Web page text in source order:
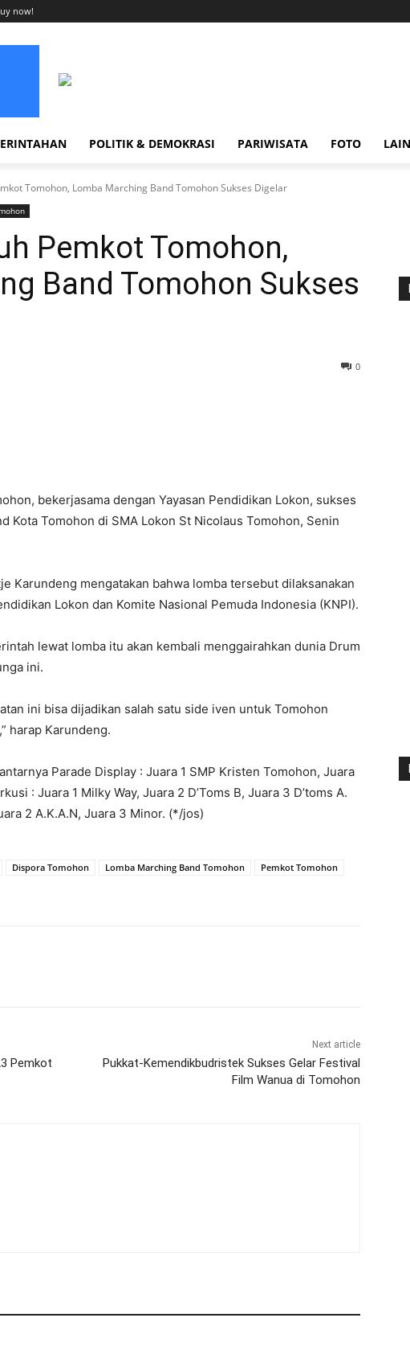
now!
POLITIK & DEMOKRASI PARIWISATA FOTO
Tomohon, Lomba Marching Band Tomohon Sukses Digelar
Pemkot Tomohon,
Band Tomohon Sukses
0
bekerjasama dengan Yayasan Pendidikan Lokon, sukses
Kota Tomohon di SMA Lokon St Nicolaus Tomohon, Senin
Karundeng mengatakan bahwa lomba tersebut dilaksanakan
Lokon dan Komite Nasional Pemuda Indonesia (KNPI).
lewat lomba itu akan kembali menggairahkan dunia Drum
ini.
ini bisa dijadikan salah satu side iven untuk Tomohon
harap Karundeng.
Parade Display : Juara 1 SMP Kristen Tomohon, Juara
: Juara 1 Milky Way, Juara 2 D’Toms B, Juara 3 D’toms A.
2 A.K.A.N, Juara 3 Minor. (*/jos)
Dispora Tomohon Lomba Marching Band Tomohon
Pemkot Tomohon
Pemkot
Next article
Pukkat-Kemendikbudristek Sukses Gelar Festival
Film Wanua di Tomohon